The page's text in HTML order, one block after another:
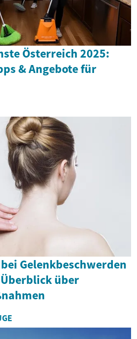
Österreich 2025:
& Angebote für
Gelenkbeschwerden
über